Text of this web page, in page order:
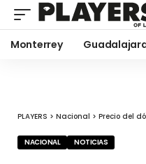
Monterrey
PLAYERS > Nacional > Precio del dólar
NACIONAL NOTICIAS